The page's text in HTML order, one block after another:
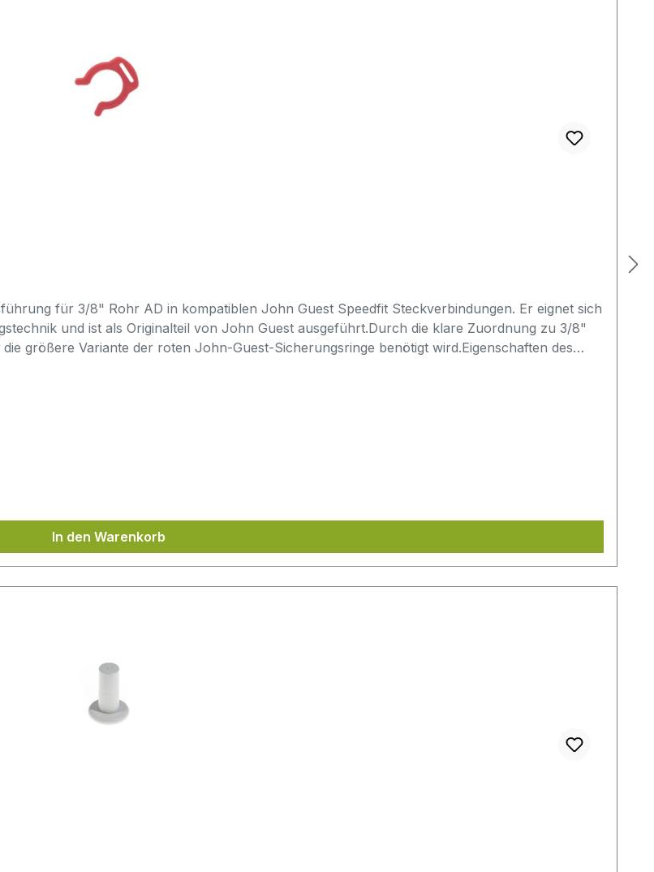
für 3/8" Rohr AD in kompatiblen John Guest Speedfit Steckverbindungen. Er eignet sich
und ist als Originalteil von John Guest ausgeführt.Durch die klare Zuordnung zu 3/8"
größere Variante der roten John-Guest-Sicherungsringe benötigt wird.Eigenschaften des
4" Rohr AD.Ist der Ring für Speedfit-Verbindungen gedacht?Ja, der Sicherungsring ist für
die Teilenummer mit angeben?Die Teilenummer (PIC1812R) hilft, Verwechslungen bei
In den Warenkorb